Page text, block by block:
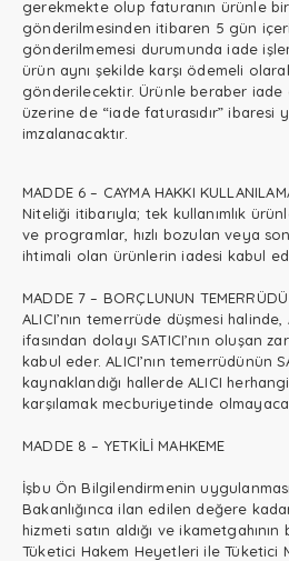
gerekmekte olup faturanın ürünle
gönderilmesinden itibaren 5 gün
gönderilmemesi durumunda iade
ürün aynı şekilde karşı ödemeli
gönderilecektir. Ürünle beraber iade
üzerine de “iade faturasıdır” ibaresi
imzalanacaktır.
MADDE 6 – CAYMA HAKKI
Niteliği itibarıyla; tek kullanımlık
ve programlar, hızlı bozulan veya
ihtimali olan ürünlerin iadesi kabul
MADDE 7 – BORÇLUNUN TEMERRÜDÜ
ALICI’nın temerrüde düşmesi
ifasından dolayı SATICI’nın oluşan
kabul eder. ALICI’nın temerrüdünün
kaynaklandığı hallerde ALICI
karşılamak mecburiyetinde
MADDE 8 – YETKİLİ MAHKEME
İşbu Ön Bilgilendirmenin
Bakanlığınca ilan edilen değere
hizmeti satın aldığı ve
Tüketici Hakem Heyetleri ile Tüketici